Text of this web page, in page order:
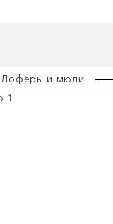
Лоферы и мюли